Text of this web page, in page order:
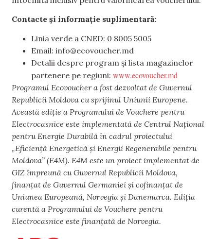
Contacte și informație suplimentară:
Linia verde a CNED: 0 8005 5005
Email: info@ecovoucher.md
Detalii despre program și lista magazinelor
partenere pe regiuni: www.ecovoucher.md
Programul Ecovoucher a fost dezvoltat de Guvernul
Republicii Moldova cu sprijinul Uniunii Europene.
Această ediție a Programului de Vouchere pentru
Electrocasnice este implementată de Centrul Național
pentru Energie Durabilă în cadrul proiectului
„Eficiență Energetică și Energii Regenerabile pentru
Moldova” (E4M). E4M este un proiect implementat de
GIZ împreună cu Guvernul Republicii Moldova,
finanțat de Guvernul Germaniei și cofinanțat de
Uniunea Europeană, Norvegia și Danemarca. Ediția
curentă a Programului de Vouchere pentru
Electrocasnice este finanțată de Norvegia.